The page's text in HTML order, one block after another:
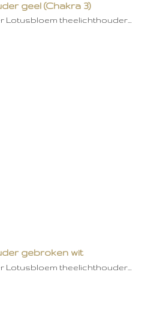
geel (Chakra 3)
theelichthouder…
gebroken wit
theelichthouder…